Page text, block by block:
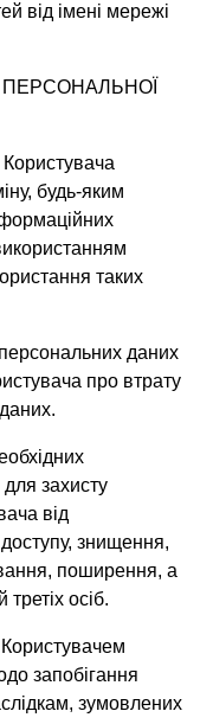
від імені мережі
будь-яким
таких
даних
про втрату
для захисту
від
знищення,
поширення, а
осіб.
Користувачем
запобігання
зумовлених